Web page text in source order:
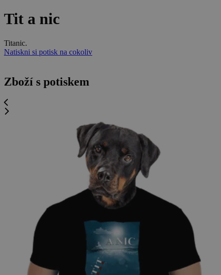
Tit a nic
Titanic.
Natiskni si potisk na cokoliv
Zboží s potiskem